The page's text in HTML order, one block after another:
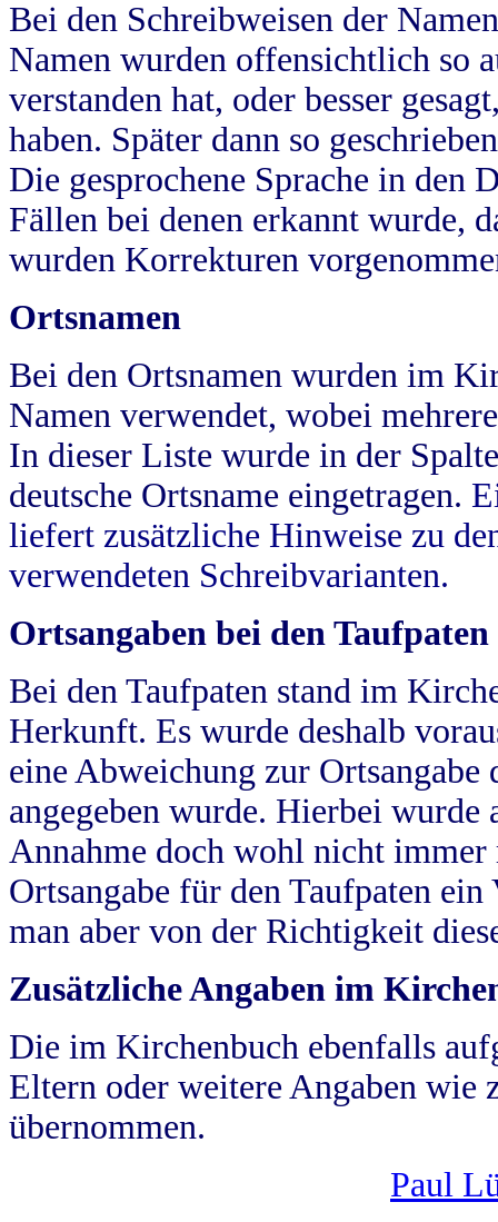
Bei den Schreibweisen der
Namen wurden offensichtlich so
verstanden hat, oder besser
haben. Später dann so
Die gesprochene Sprache in
Fällen bei denen erkannt wurde,
wurden Korrekturen
Ortsnamen
Bei den Ortsnamen wurden im
Namen verwendet, wobei
In dieser Liste wurde in der
deutsche Ortsname eingetragen.
liefert zusätzliche Hinweise zu
verwendeten Schreibvarianten.
Ortsangaben bei den Taufpaten
Bei den Taufpaten stand im
Herkunft. Es wurde deshalb
eine Abweichung zur
angegeben wurde. Hierbei wurde
Annahme doch wohl nicht
Ortsangabe für den Taufpaten
man aber von der Richtigkeit
Zusätzliche Angaben im
Die im Kirchenbuch ebenfalls
Eltern oder weitere Angaben wie
übernommen.
Paul